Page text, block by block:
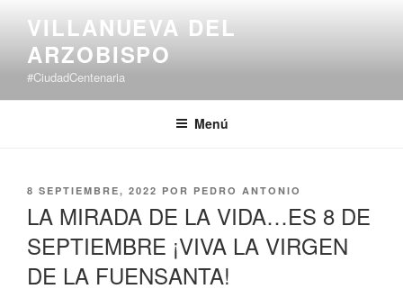
contenido
VILLANUEVA DEL
ARZOBISPO
#CiudadCentenaria
Menú
PUBLICADO
8 SEPTIEMBRE, 2022 POR PEDRO ANTONIO
LA MIRADA DE LA VIDA…ES 8 DE
SEPTIEMBRE ¡VIVA LA VIRGEN
DE LA FUENSANTA!